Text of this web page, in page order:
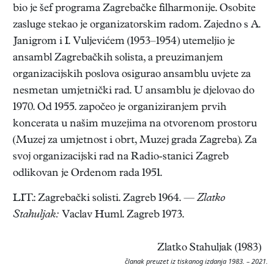
bio je šef programa Zagrebačke filharmonije. Osobite
zasluge stekao je organizatorskim radom. Zajedno s A.
Janigrom i I. Vuljevićem (1953–1954) utemeljio je
ansambl Zagrebačkih solista, a preuzimanjem
organizacijskih poslova osigurao ansamblu uvjete za
nesmetan umjetnički rad. U ansamblu je djelovao do
1970. Od 1955. započeo je organiziranjem prvih
koncerata u našim muzejima na otvorenom prostoru
(Muzej za umjetnost i obrt, Muzej grada Zagreba). Za
svoj organizacijski rad na Radio-stanici Zagreb
odlikovan je Ordenom rada 1951.
LIT.: Zagrebački solisti. Zagreb 1964. — Zlatko
Stahuljak: Vaclav Huml. Zagreb 1973.
Zlatko Stahuljak (1983)
članak preuzet iz tiskanog izdanja 1983. – 2021.